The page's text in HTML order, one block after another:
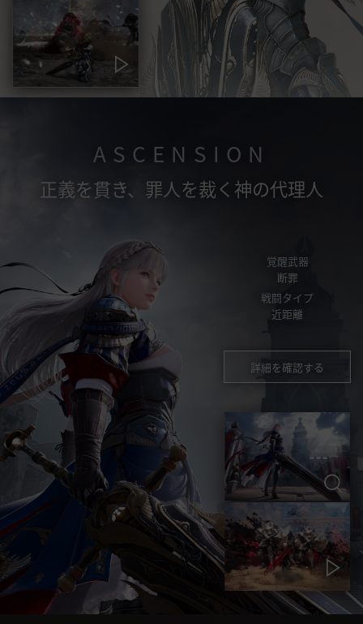
ASCENSION
正義を貫き、罪人を裁く神の代理人
覚醒武器
断罪
戦闘タイプ
近距離
詳細を確認する